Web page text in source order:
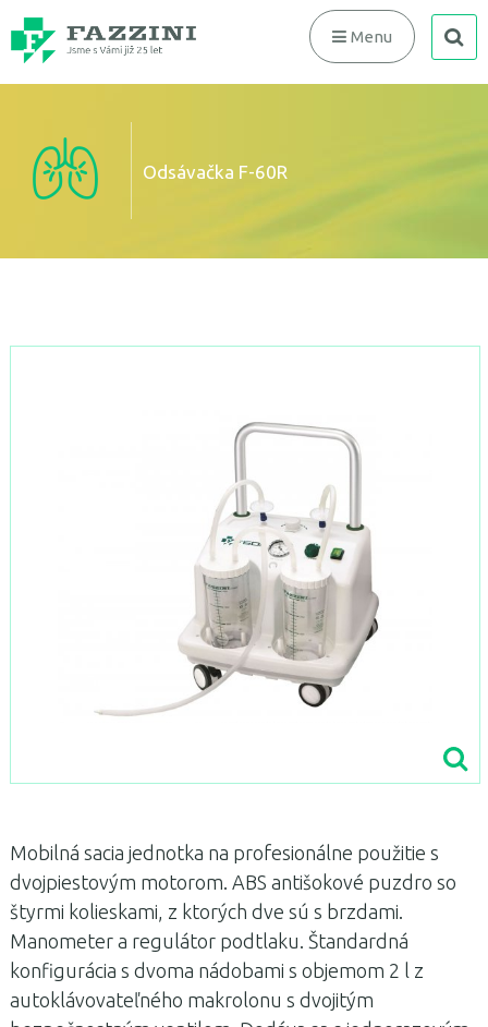
Menu
Odsávačka F-60R
Mobilná sacia jednotka na profesionálne použitie s
dvojpiestovým motorom. ABS antišokové puzdro so
štyrmi kolieskami, z ktorých dve sú s brzdami.
Manometer a regulátor podtlaku. Štandardná
konfigurácia s dvoma nádobami s objemom 2 l z
autoklávovateľného makrolonu s dvojitým